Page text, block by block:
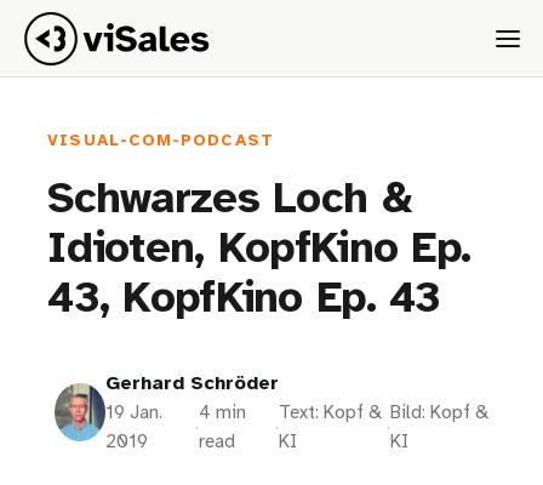
VISUAL-COM-PODCAST
Schwarzes Loch &
Idioten, KopfKino Ep.
43, KopfKino Ep. 43
Gerhard Schröder
19 Jan.
2019
·
4 min
read
·
Text: Kopf &
KI
·
Bild: Kopf &
KI